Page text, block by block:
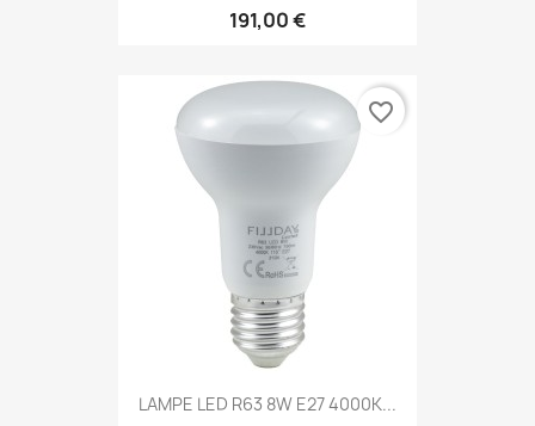
191,00 €
LAMPE LED R63 8W E27 4000K...
favorite_border